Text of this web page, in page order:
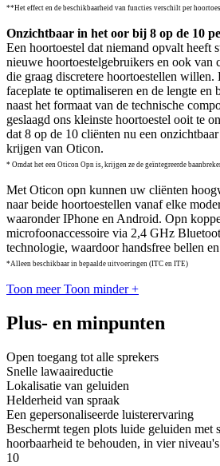
**Het effect en de beschikbaarheid van functies verschilt per
Onzichtbaar in het oor bij 8 op de 10
Een hoortoestel dat niemand opvalt heeft
nieuwe hoortoestelgebruikers en ook van
die graag discretere hoortoestellen
faceplate te optimaliseren en de lengte en
naast het formaat van de technische
geslaagd ons kleinste hoortoestel ooit te
dat 8 op de 10 cliënten nu een
krijgen van Oticon.
* Omdat het een Oticon Opn is, krijgen ze de geïntegreerde
Met Oticon opn kunnen uw cliënten
naar beide hoortoestellen vanaf elke
waaronder IPhone en Android. Opn
microfoonaccessoire via 2,4 GHz
technologie, waardoor handsfree bellen
*Alleen beschikbaar in bepaalde uitvoeringen (ITC en ITE)
Toon meer Toon minder +
Plus- en minpunten
Open toegang tot alle sprekers
Snelle lawaaireductie
Lokalisatie van geluiden
Helderheid van spraak
Een gepersonaliseerde luisterervaring
Beschermt tegen plots luide geluiden met
hoorbaarheid te behouden, in vier
10